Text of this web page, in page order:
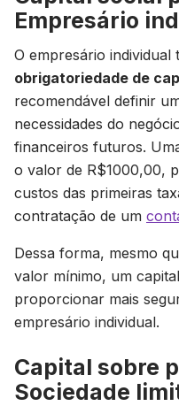
Empresário
O empresário individual
obrigatoriedade de
recomendável definir
necessidades do
financeiros futuros.
o valor de R$1000,00,
custos das primeiras
contratação de um
Dessa forma, mesmo
valor mínimo, um
proporcionar mais
empresário individual.
Capital sobre
Sociedade